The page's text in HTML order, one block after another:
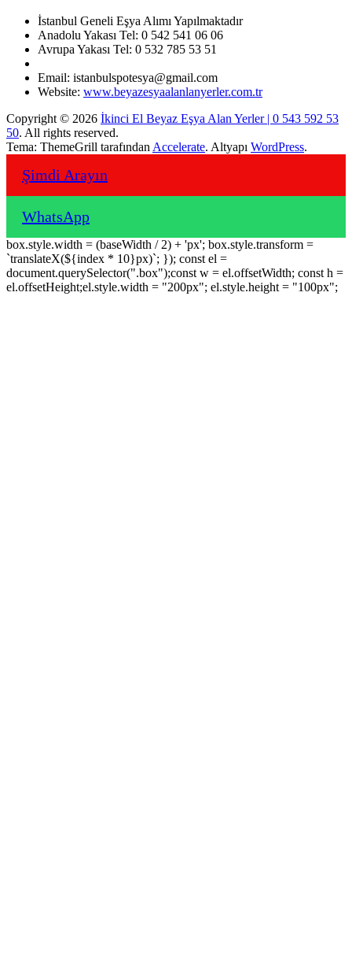
İstanbul Geneli Eşya Alımı Yapılmaktadır
Anadolu Yakası Tel: 0 542 541 06 06
Avrupa Yakası Tel: 0 532 785 53 51
Email: istanbulspotesya@gmail.com
Website: www.beyazesyaalanlanyerler.com.tr
Copyright © 2026 İkinci El Beyaz Eşya Alan Yerler | 0 543 592 53
50. All rights reserved.
Tema: ThemeGrill tarafından Accelerate. Altyapı WordPress.
Şimdi Arayın
WhatsApp
box.style.width = (baseWidth / 2) + 'px'; box.style.transform =
`translateX(${index * 10}px)`; }); const el =
document.querySelector(".box");const w = el.offsetWidth; const h =
el.offsetHeight;el.style.width = "200px"; el.style.height = "100px";